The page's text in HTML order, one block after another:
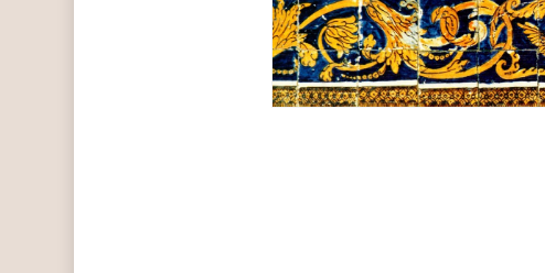
Hit enter to search or ESC to close